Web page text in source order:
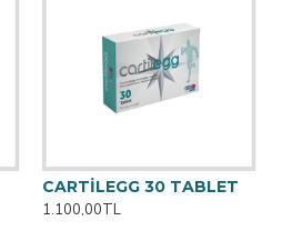
CARTİLEGG 30 TABLET
1.100,00TL